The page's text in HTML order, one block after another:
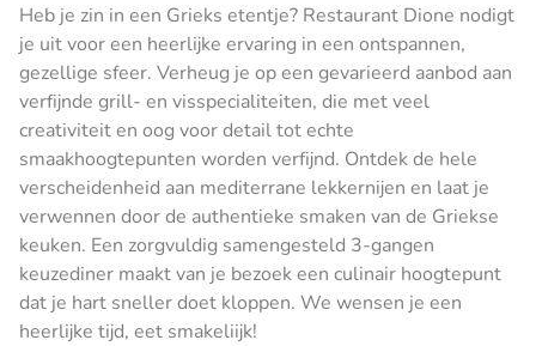
Heb je zin in een Grieks etentje? Restaurant Dione nodigt
je uit voor een heerlijke ervaring in een ontspannen,
gezellige sfeer. Verheug je op een gevarieerd aanbod aan
verfijnde grill- en visspecialiteiten, die met veel
creativiteit en oog voor detail tot echte
smaakhoogtepunten worden verfijnd. Ontdek de hele
verscheidenheid aan mediterrane lekkernijen en laat je
verwennen door de authentieke smaken van de Griekse
keuken. Een zorgvuldig samengesteld 3-gangen
keuzediner maakt van je bezoek een culinair hoogtepunt
dat je hart sneller doet kloppen. We wensen je een
heerlijke tijd, eet smakeliijk!